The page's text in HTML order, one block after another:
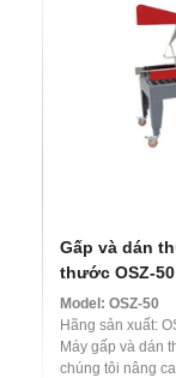
Gấp và dán
thước OSZ-50
Model: OSZ-50
Hãng sản xuất:
Máy gấp và dán
chúng tôi nâng